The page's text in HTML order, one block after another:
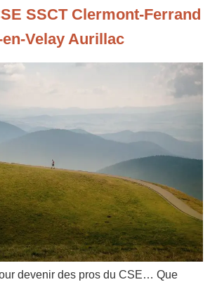
SSCT Clermont-Ferrand
Velay Aurillac
devenir des pros du CSE… Que